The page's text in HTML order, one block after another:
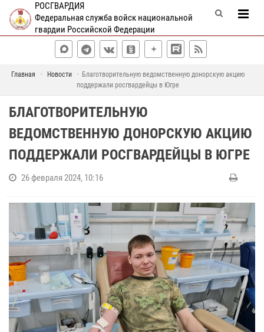
РОСГВАРДИЯ
Федеральная служба войск национальной
гвардии Российской Федерации
Главная Новости
Благотворительную ведомственную донорскую акцию
поддержали росгвардейцы в Югре
БЛАГОТВОРИТЕЛЬНУЮ
ВЕДОМСТВЕННУЮ ДОНОРСКУЮ АКЦИЮ
ПОДДЕРЖАЛИ РОСГВАРДЕЙЦЫ В ЮГРЕ
26 февраля 2024, 10:16